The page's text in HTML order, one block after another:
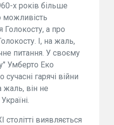
х років більше
Голокосту, а про
І, на жаль,
питання. У своєму
Умберто Еко
гарячі війни
жаль, він не
виявляється